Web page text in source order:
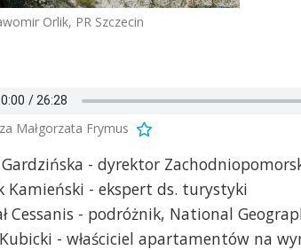
Orlik, PR Szczecin
Małgorzata Frymus
- dyrektor
Kamieński - ekspert ds. turystyki
Cessanis - podróżnik, National
Kubicki - właściciel apartamentów na